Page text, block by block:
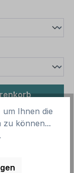
um Ihnen die
zu können...
.